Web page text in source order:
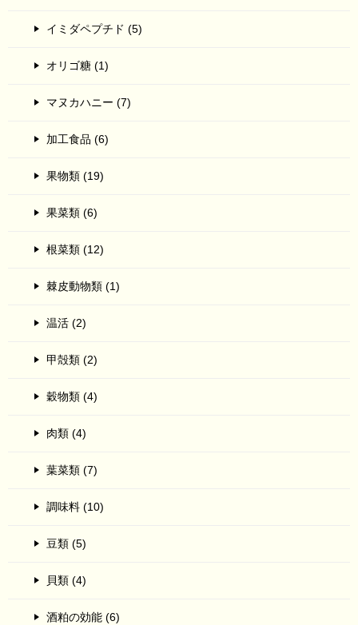
イミダペプチド (5)
オリゴ糖 (1)
マヌカハニー (7)
加工食品 (6)
果物類 (19)
果菜類 (6)
根菜類 (12)
棘皮動物類 (1)
温活 (2)
甲殻類 (2)
穀物類 (4)
肉類 (4)
葉菜類 (7)
調味料 (10)
豆類 (5)
貝類 (4)
酒粕の効能 (6)